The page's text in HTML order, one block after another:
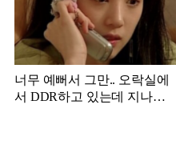
너무 예뻐서 그만.. 오락실에
서 DDR하고 있는데 지나가